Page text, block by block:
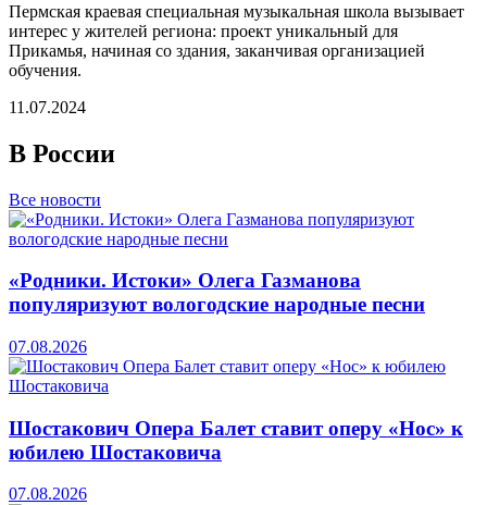
Пермская краевая специальная музыкальная школа вызывает
интерес у жителей региона: проект уникальный для
Прикамья, начиная со здания, заканчивая организацией
обучения.
11.07.2024
В России
Все новости
«Родники. Истоки» Олега Газманова
популяризуют вологодские народные песни
07.08.2026
Шостакович Опера Балет ставит оперу «Нос» к
юбилею Шостаковича
07.08.2026